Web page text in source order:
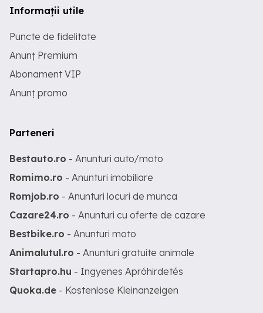
Informații utile
Puncte de fidelitate
Anunț Premium
Abonament VIP
Anunț promo
Parteneri
Bestauto.ro - Anunturi auto/moto
Romimo.ro - Anunturi imobiliare
Romjob.ro - Anunturi locuri de munca
Cazare24.ro - Anunturi cu oferte de cazare
Bestbike.ro - Anunturi moto
Animalutul.ro - Anunturi gratuite animale
Startapro.hu - Ingyenes Apróhirdetés
Quoka.de - Kostenlose Kleinanzeigen